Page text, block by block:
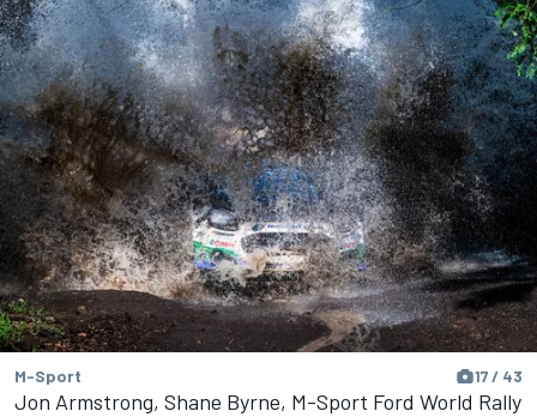
M-Sport 17 / 43
Jon Armstrong, Shane Byrne, M-Sport Ford World Rally